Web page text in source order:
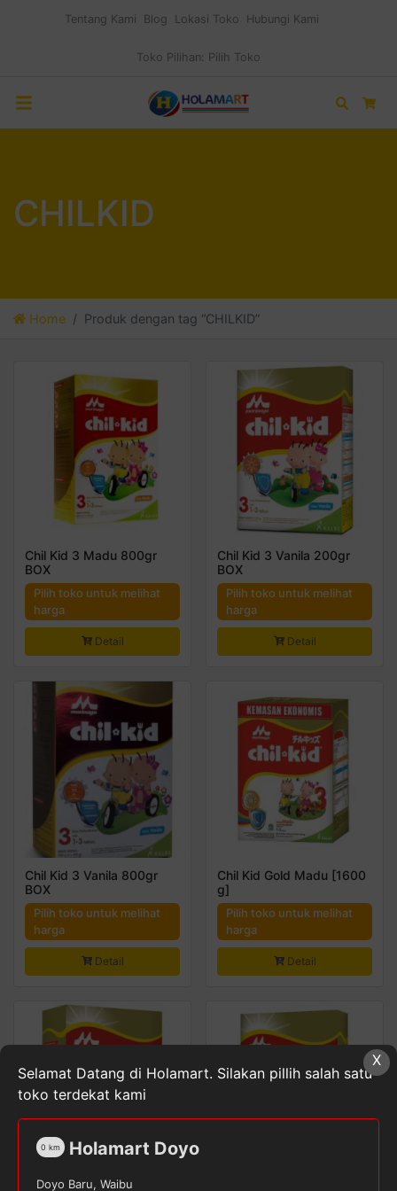
Tentang Kami Blog Lokasi Toko Hubungi Kami
Toko Pilihan: Pilih Toko
Search
CHILKID
Home Produk dengan tag “CHILKID”
Chil Kid 3 Madu 800gr
BOX
Pilih toko untuk melihat
harga
Detail
Chil Kid 3 Vanila 200gr
BOX
Pilih toko untuk melihat
harga
Detail
Chil Kid 3 Vanila 800gr
BOX
Pilih toko untuk melihat
harga
Detail
Chil Kid Gold Madu [1600
g]
Pilih toko untuk melihat
harga
Detail
X
Selamat Datang di Holamart. Silakan pillih salah satu
toko terdekat kami
Holamart Doyo
0 km
Doyo Baru, Waibu